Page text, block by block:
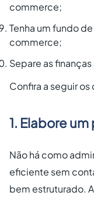
commerce;
Tenha um fundo
commerce;
Separe as
Confira a seguir
1. Elabore
Não há como
eficiente sem
bem estruturado.